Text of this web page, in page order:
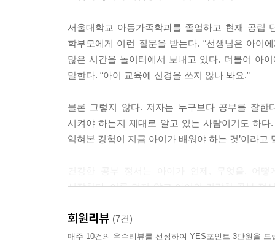
서울대학교 아동가족학과를 졸업하고 현재 공립
학부모에게 이런 질문을 받는다. “선생님은 아이
많은 시간을 놀이터에서 보내고 있다. 더불어 아
말한다. “아이 교육에 신경을 쓰지 않나 봐요.”
물론 그렇지 않다. 저자는 누구보다 공부를 잘
시켜야 하는지 제대로 알고 있는 사람이기도 하
익혀본 경험이 지금 아이가 배워야 하는 것’이라
시작한다. 이를 먼저 알고 아이의 건강한 공부 정
책을 한 번씩 펼쳐보길 바란다. 나만의 교육관을
버팀목이 되어줄 것이다.
회원리뷰 (7건)
매주 10건의 우수리뷰를 선정하여 YES포인트 3만원을 드